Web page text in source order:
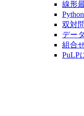
線形
双対
デー
組合
PuLP